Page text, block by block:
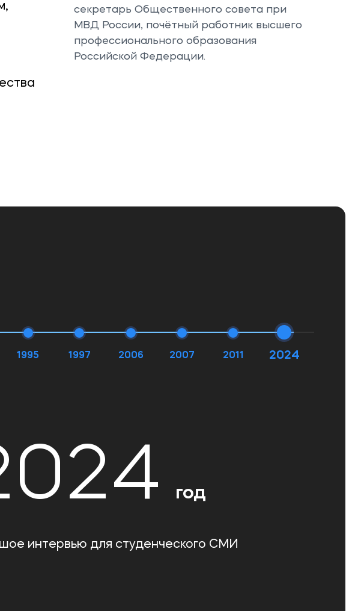
секретарь Общественного совета при
МВД России, почётный работник высшего
профессионального образования
Российской Федерации.
1995 1997 2006 2007 2011 2024
год
интервью для студенческого СМИ